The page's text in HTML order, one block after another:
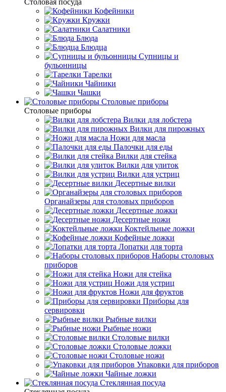
Столовая посуда
Кофейники
Кружки
Салатники
Блюда
Блюдца
Супницы и
бульонницы
Тарелки
Чайники
Чашки
Cтоловые приборы
Cтоловые приборы
Вилки для лобстера
Вилки для пирожных
Ножи для масла
Палочки для еды
Вилки для стейка
Вилки для улиток
Вилки для устриц
Десертные вилки
Органайзеры для столовых приборов
Десертные ложки
Десертные ножи
Коктейльные ложки
Кофейные ложки
Лопатки для торта
Наборы столовых
приборов
Ножи для стейка
Ножи для устриц
Ножи для фруктов
Приборы для
сервировки
Рыбные вилки
Рыбные ножи
Столовые вилки
Столовые ложки
Столовые ножи
Упаковки для приборов
Чайные ложки
Стеклянная посуда